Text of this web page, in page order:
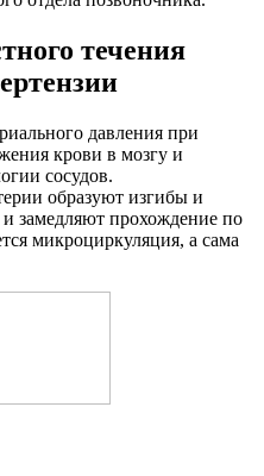
течения
давления при
крови в мозгу и
сосудов.
образуют изгибы и
замедляют прохождение по
микроциркуляция, а сама